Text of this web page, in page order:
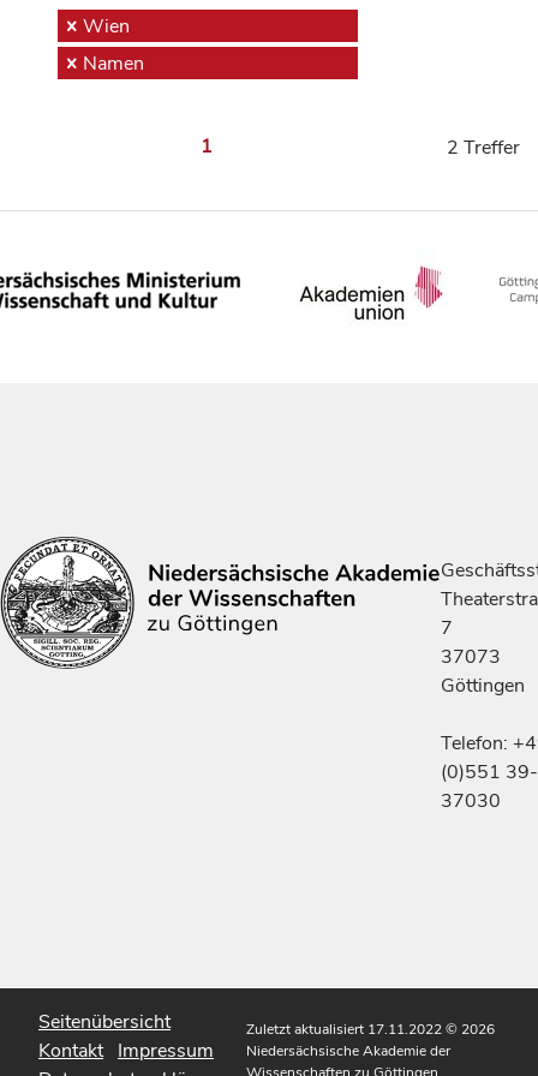
Wien
Namen
1 2 Treffer
7
37073
Göttingen
Telefon:
(0)551 39-
37030
Seitenübersicht
Kontakt Impressum
Zuletzt aktualisiert 17.11.2022© 2026
Niedersächsische Akademie der